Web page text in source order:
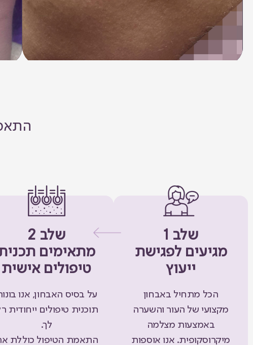
שלב 1
מגיעים לפגישת
ייעוץ
הכל מתחיל באבחון
מקצועי של העור והשערה
באמצעות מצלמה
מיקרוסקופית. אנו אוספות
שלב 2
מתאימים
טיפולים אישית
על בסיס האבחון, אנו
תוכנית טיפולים ייחודית
לך.
התאמת הטיפול כוללת